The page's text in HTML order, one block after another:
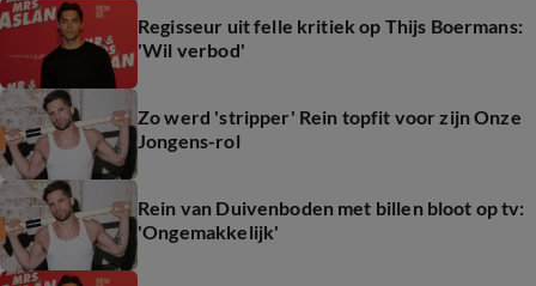
Regisseur uit felle kritiek op Thijs Boermans:
'Wil verbod'
Zo werd 'stripper' Rein topfit voor zijn Onze
Jongens-rol
Rein van Duivenboden met billen bloot op tv:
'Ongemakkelijk'